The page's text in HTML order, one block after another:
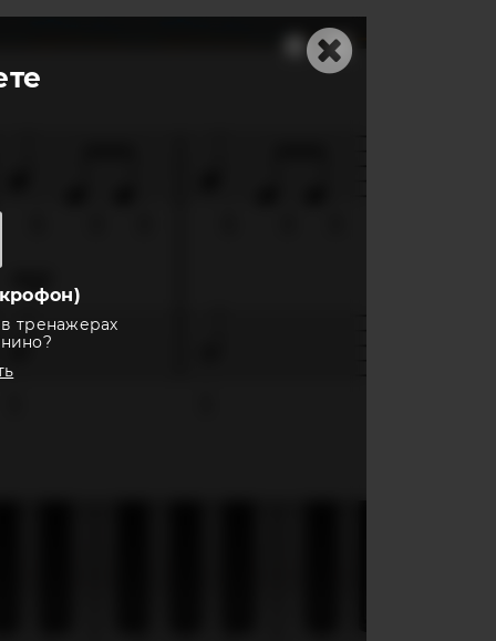
тренажерах